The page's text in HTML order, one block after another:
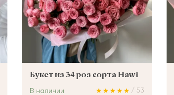
Букет из 34 роз сорта Hawi
/ 53
В наличии